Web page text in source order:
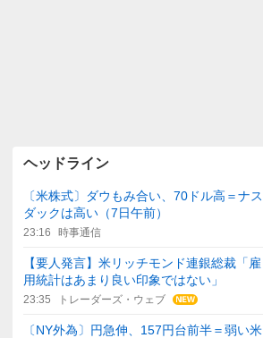
ヘッドライン
〔米株式〕ダウもみ合い、70ドル高＝ナス
ダックは高い（7日午前）
23:16 時事通信
【要人発言】米リッチモンド連銀総裁「雇
用統計はあまり良い印象ではない」
23:35 トレーダーズ・ウェブ
〔NY外為〕円急伸、157円台前半＝弱い米